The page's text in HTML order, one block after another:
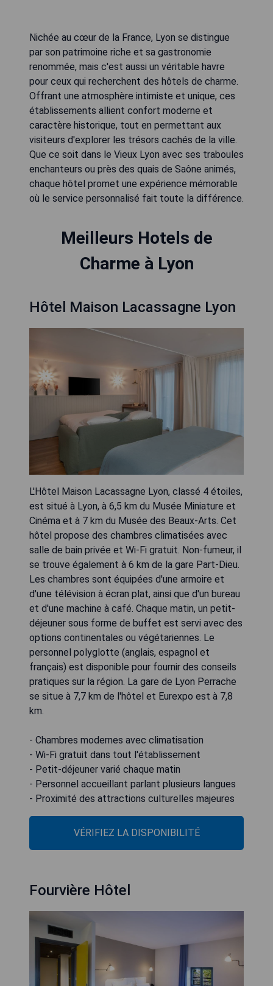
Nichée au cœur de la France, Lyon se distingue
par son patrimoine riche et sa gastronomie
renommée, mais c'est aussi un véritable havre
pour ceux qui recherchent des hôtels de charme.
Offrant une atmosphère intimiste et unique, ces
établissements allient confort moderne et
caractère historique, tout en permettant aux
visiteurs d'explorer les trésors cachés de la ville.
Que ce soit dans le Vieux Lyon avec ses traboules
enchanteurs ou près des quais de Saône animés,
chaque hôtel promet une expérience mémorable
où le service personnalisé fait toute la différence.
Meilleurs Hotels de
Charme à Lyon
Hôtel Maison Lacassagne Lyon
L'Hôtel Maison Lacassagne Lyon, classé 4 étoiles,
est situé à Lyon, à 6,5 km du Musée Miniature et
Cinéma et à 7 km du Musée des Beaux-Arts. Cet
hôtel propose des chambres climatisées avec
salle de bain privée et Wi-Fi gratuit. Non-fumeur, il
se trouve également à 6 km de la gare Part-Dieu.
Les chambres sont équipées d'une armoire et
d'une télévision à écran plat, ainsi que d'un bureau
et d'une machine à café. Chaque matin, un petit-
déjeuner sous forme de buffet est servi avec des
options continentales ou végétariennes. Le
personnel polyglotte (anglais, espagnol et
français) est disponible pour fournir des conseils
pratiques sur la région. La gare de Lyon Perrache
se situe à 7,7 km de l'hôtel et Eurexpo est à 7,8
km.
- Chambres modernes avec climatisation
- Wi-Fi gratuit dans tout l'établissement
- Petit-déjeuner varié chaque matin
- Personnel accueillant parlant plusieurs langues
- Proximité des attractions culturelles majeures
VÉRIFIEZ LA DISPONIBILITÉ
Fourvière Hôtel